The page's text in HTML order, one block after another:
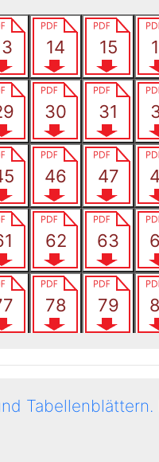
Tabellenblättern.